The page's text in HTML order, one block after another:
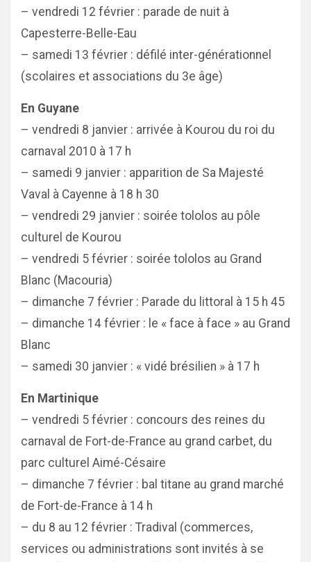
– vendredi 12 février : parade de nuit à
Capesterre-Belle-Eau
– samedi 13 février : défilé inter-générationnel
(scolaires et associations du 3e âge)
En Guyane
– vendredi 8 janvier : arrivée à Kourou du roi du
carnaval 2010 à 17 h
– samedi 9 janvier : apparition de Sa Majesté
Vaval à Cayenne à 18 h 30
– vendredi 29 janvier : soirée tololos au pôle
culturel de Kourou
– vendredi 5 février : soirée tololos au Grand
Blanc (Macouria)
– dimanche 7 février : Parade du littoral à 15 h 45
– dimanche 14 février : le « face à face » au Grand
Blanc
– samedi 30 janvier : « vidé brésilien » à 17 h
En Martinique
– vendredi 5 février : concours des reines du
carnaval de Fort-de-France au grand carbet, du
parc culturel Aimé-Césaire
– dimanche 7 février : bal titane au grand marché
de Fort-de-France à 14 h
– du 8 au 12 février : Tradival (commerces,
services ou administrations sont invités à se